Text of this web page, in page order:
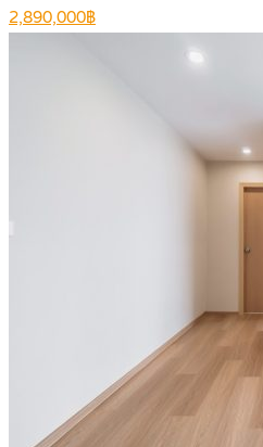
2,890,000฿